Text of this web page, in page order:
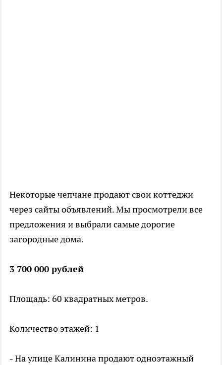
Некоторые чепчане продают свои коттеджи
через сайты объявлений. Мы просмотрели все
предложения и выбрали самые дорогие
загородные дома.
3 700 000 рублей
Площадь: 60 квадратных метров.
Количество этажей: 1
- На улице Калинина продают одноэтажный